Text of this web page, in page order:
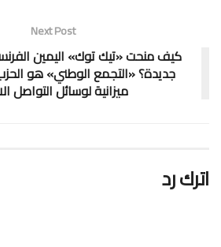
Next Post
كيف منحت «تيك توك» اليمين
جديدة؟ «التجمع الوطني» هو
ميزانية لوسائل التواصل
اترك رد